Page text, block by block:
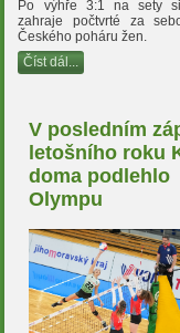
Po výhře 3:1 na sety
zahraje počtvrté za
Českého poháru žen.
Číst dál...
V posledním
letošního roku
doma podlehlo
Olympu